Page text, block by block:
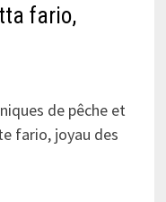
fario,
de pêche et
fario, joyau des